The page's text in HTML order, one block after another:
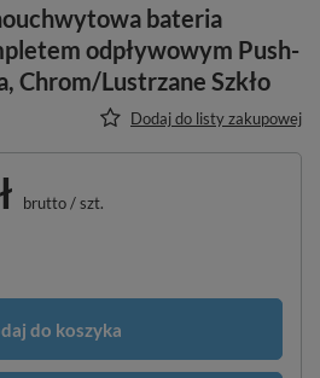
bateria
odpływowym Push-
Chrom/Lustrzane Szkło
Dodaj do listy zakupowej
brutto/szt.
do koszyka